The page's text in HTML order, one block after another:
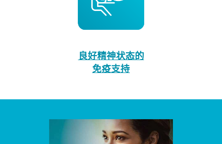
良好精神状态的
免疫支持